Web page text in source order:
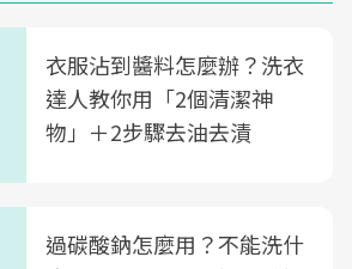
衣服沾到醬料怎麼辦？洗衣
達人教你用「2個清潔神
物」＋2步驟去油去漬
過碳酸鈉怎麼用？不能洗什